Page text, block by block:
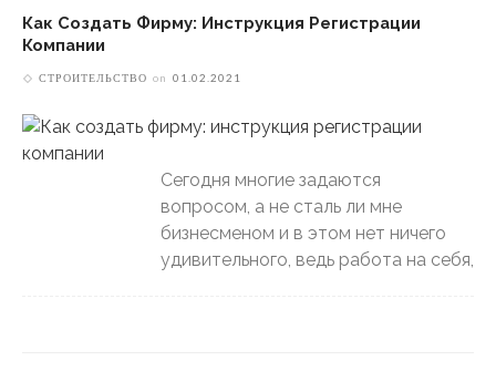
Как Создать Фирму: Инструкция Регистрации
Компании
СТРОИТЕЛЬСТВО on 01.02.2021
Сегодня многие задаются
вопросом, а не сталь ли мне
бизнесменом и в этом нет ничего
удивительного, ведь работа на себя,